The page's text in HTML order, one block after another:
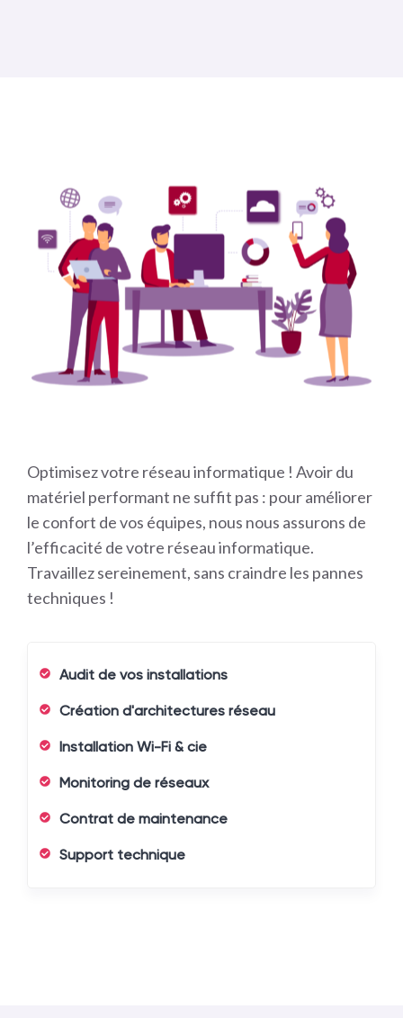
Optimisez votre réseau informatique ! Avoir du
matériel performant ne suffit pas : pour améliorer
le confort de vos équipes, nous nous assurons de
l’efficacité de votre réseau informatique.
Travaillez sereinement, sans craindre les pannes
techniques !
Audit de vos installations
Création d'architectures réseau
Installation Wi-Fi & cie
Monitoring de réseaux
Contrat de maintenance
Support technique